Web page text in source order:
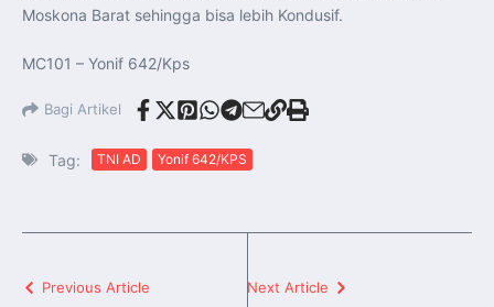
Moskona Barat sehingga bisa lebih Kondusif.
MC101 – Yonif 642/Kps
Bagi Artikel
Tag: TNI AD Yonif 642/KPS
Previous Article Next Article